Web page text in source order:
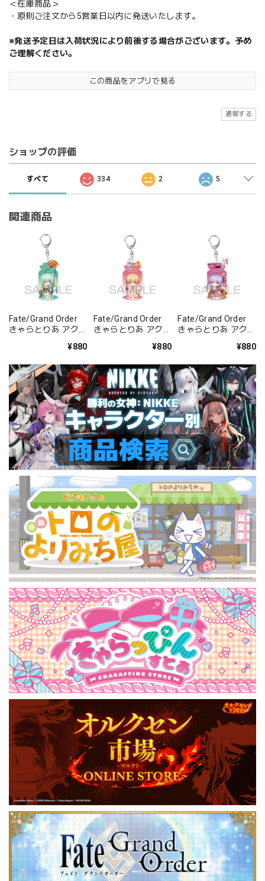
＜在庫商品＞
・原則ご注文から5営業日以内に発送いたします。
※発送予定日は入荷状況により前後する場合がございます。予め
ご理解ください。
この商品をアプリで見る
通報する
ショップの評価
すべて 334 2 5
関連商品
Fate/Grand Order
きゃらとりあ アクリ
¥880
Fate/Grand Order
きゃらとりあ アクリ
¥880
Fate/Grand Order
きゃらとりあ アクリ
バー/パッションリ
¥880